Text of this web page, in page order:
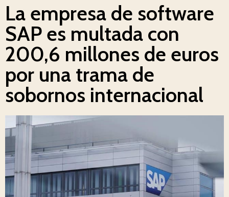
La empresa de software
SAP es multada con
200,6 millones de euros
por una trama de
sobornos internacional